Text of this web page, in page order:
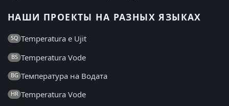
НАШИ ПРОЕКТЫ НА РАЗНЫХ ЯЗЫКАХ
SQ Temperatura e Ujit
BS Temperatura Vode
BG Температура на Водата
HR Temperatura Vode